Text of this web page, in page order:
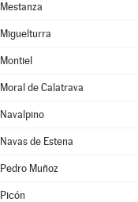
Mestanza
Miguelturra
Montiel
Moral de Calatrava
Navalpino
Navas de Estena
Pedro Muñoz
Picón